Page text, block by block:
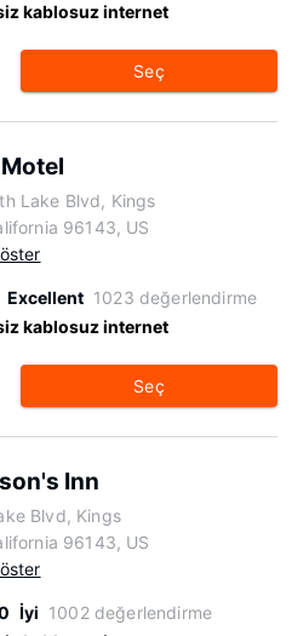
kablosuz internet
Seç
Lake Blvd, Kings
96143, US
Excellent 1023 değerlendirme
kablosuz internet
Seç
Inn
Blvd, Kings
96143, US
İyi 1002 değerlendirme